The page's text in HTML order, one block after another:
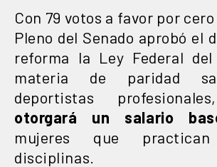
Con 79 votos a favor por
Pleno del Senado aprobó el
reforma la Ley Federal
materia de paridad
deportistas
otorgará un salario
mujeres que practican
disciplinas.